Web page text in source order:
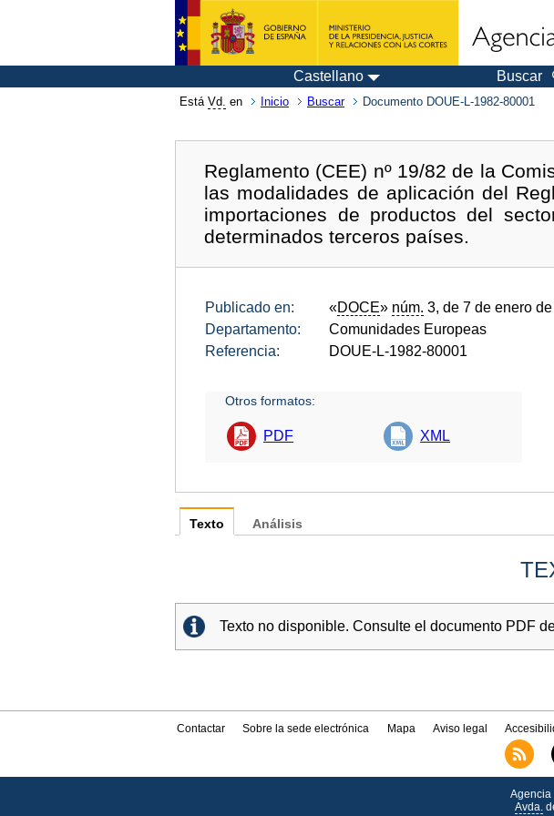
Castellano Buscar
Está Vd. en Inicio Buscar Documento DOUE-L-1982-80001
Reglamento (CEE) nº 19/82 de la
las modalidades de aplicación del
importaciones de productos del
determinados terceros países.
Publicado en: «DOCE» núm. 3, de 7 de enero
Departamento:
Comunidades Europeas
Referencia:
DOUE-L-1982-80001
Otros formatos:
PDF XML
Texto
Texto no disponible. Consulte el documento PDF
Análisis
Contactar Sobre la sede electrónica Mapa Aviso legal
Agencia
Avda.